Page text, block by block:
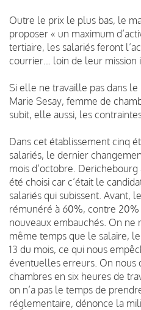
Outre le prix le plus bas, le
proposer « un maximum
tertiaire, les salariés feront
courrier… loin de leur mission
Si elle ne travaille pas dans
Marie Sesay, femme de
subit, elle aussi, les
Dans cet établissement cinq
salariés, le dernier
mois d’octobre.
été choisi car c’était le
salariés qui subissent. Avant,
rémunéré à 60%, contre 20%
nouveaux embauchés. On ne
même temps que le salaire,
13 du mois, ce qui nous
éventuelles erreurs. On nous
chambres en six heures de
on n’a pas le temps de
réglementaire, dénonce la